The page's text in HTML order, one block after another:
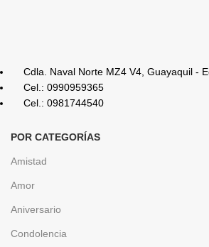
Cdla. Naval Norte MZ4 V4, Guayaquil -
Cel.: 0990959365
Cel.: 0981744540
POR CATEGORÍAS
Amistad
Amor
Aniversario
Condolencia